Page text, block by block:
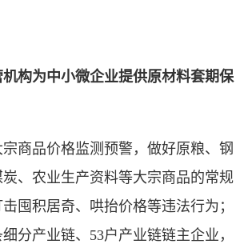
为中小微企业提供原材料套期保
品价格监测预警，做好原粮、钢
、农业生产资料等大宗商品的常规
囤积居奇、哄抬价格等违法行为；
分产业链、53户产业链链主企业，